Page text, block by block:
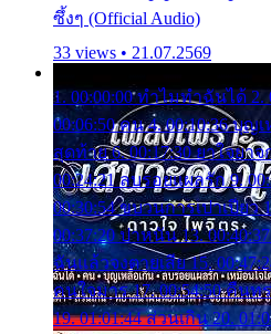
ซึ้งๆ (Official Audio)
33 views • 21.07.2569
1. 00:00:00 ทำไมทำฉันได้ 2.
00:06:50 คน 4. 00:10:36 บุญ
สุดท้าย 6. 00:17:30 ยาใจยา
00:24:21 ลบรอยแผลรัก 9.
00:30:54 ขบวนการเปาเปียว
00:37:20 ปาหนัน 13.
ฉันแล้วจงตายเสีย 15.
คนใจมาร 17. 00:54:50 คืนท
19. 01:01:44 ส่วนเกิน 20.